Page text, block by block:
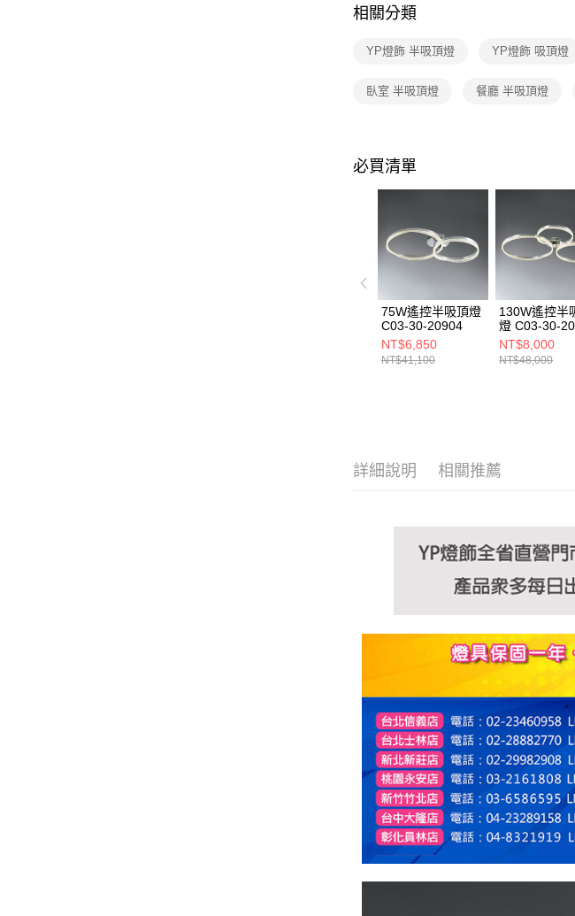
相關分類
YP燈飾 半吸頂燈 YP燈飾 吸頂燈
臥室 半吸頂燈 餐廳 半吸頂燈
必買清單
75W遙控半吸頂燈
C03-30-20904
NT$6,850
NT$41,100
130W遙控半
燈 C03-30-
NT$8,000
NT$48,000
詳細說明 相關推薦